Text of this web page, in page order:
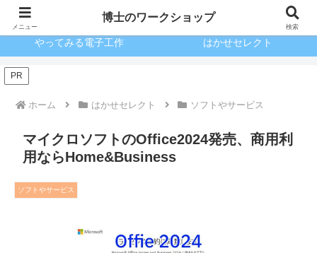
ブログとKindle出版 驚きのガンプラ
やってみる電子工作 はかせセレクト
PR
ホーム はかせセレクト ソフトやサービス
マイクロソフトのOffice2024発売、商用利
用ならHome&Business
ソフトやサービス
メニュー
博士のワークショップ
検索